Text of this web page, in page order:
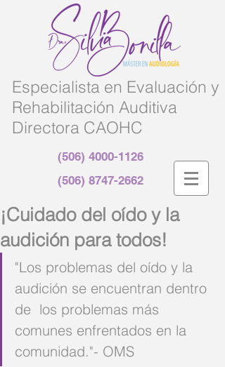
Especialista en Evaluación y
Rehabilitación Auditiva
Directora CAOHC
(506) 4000-1126
(506) 8747-2662
¡Cuidado del oído y la
audición para todos!
"Los problemas del oído y la
audición se encuentran dentro
de  los problemas más
comunes enfrentados en la
comunidad."- OMS